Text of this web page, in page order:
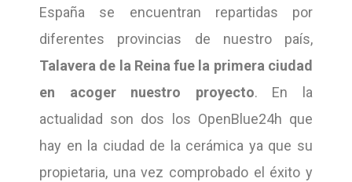
España se encuentran repartidas por
diferentes provincias de nuestro país,
Talavera de la Reina fue la primera ciudad
en acoger nuestro proyecto. En la
actualidad son dos los OpenBlue24h que
hay en la ciudad de la cerámica ya que su
propietaria, una vez comprobado el éxito y